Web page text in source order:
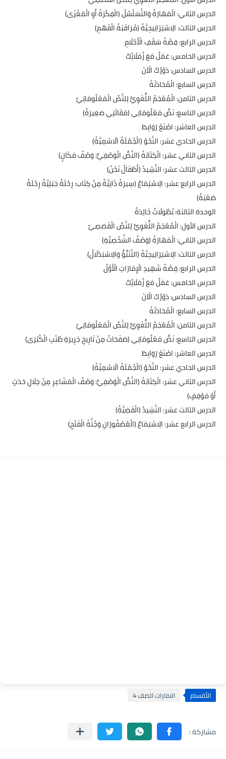
​الدرس الثاني: الْمَهَارَةُ وَالتَّسَلْسُلُ (الْفِكْرَةُ أَوِ الْمَغْزَى)
​الدرس الثالث: الِاسْتِرَاتِيجِيَّةُ (مُرَاقَبَةُ الْفَهْمِ)
​الدرس الرابع: قِصَّةُ سَقْفِ الْأَحْلَامِ
​الدرس الخامس: عَمَلٌ مَعَ زُمَلَائِكَ
​الدرس السادس: دَوْرُكَ الْآنَ
​الدرس السابع: الْمُحَادَثَةُ
​الدرس الثامن: الْمُعْجَمُ اللُّغَوِيُّ لِلنَّصِّ الْمَعْلُومَاتِيِّ
​الدرس التاسع: نَصُّ مَعْلُومَاتِي (مَقَالَتِي صَغِيرَةٌ)
​الدرس العاشر: اصْنَعْ رَوَابِطَ
​الدرس الحادي عشر: النَّحْوُ (الْجُمْلَةُ الْاسْمِيَّةُ)
​الدرس الثاني عشر: الْكِتَابَةُ (النَّصُّ الْوَصْفِيُّ: وَصْفُ مَكَانٍ)
​الدرس الثالث عشر: النَّشِيدُ (أَطْفَالٌ نَحْنُ)
​الدرس الرابع عشر: الِاسْتِمَاعُ (سِيرَةٌ ذَاتِيَّةٌ مِنْ كِتَاب: رِحْلَةٌ جَبَلِيَّةٌ رِحْلَةٌ
صَعْبَةٌ)
​الوحدة الثالثة: بُطُولَاتٌ خَالِدَةٌ
​الدرس الأول: الْمُعْجَمُ اللُّغَوِيُّ لِلنَّصِّ الْقَصَصِيِّ
​الدرس الثاني: الْمَهَارَةُ (وَصْفُ الشَّخْصِيَّةِ)
​الدرس الثالث: الِاسْتِرَاتِيجِيَّةُ (التَّنَبُّؤُ وَالِاسْتِدْلَالُ)
​الدرس الرابع: قِصَّةُ شَهِيدِ الْإِمَارَاتِ الْأَوَّلُ
​الدرس الخامس: عَمَلٌ مَعَ زُمَلَائِكَ
​الدرس السادس: دَوْرُكَ الْآنَ
​الدرس السابع: الْمُحَادَثَةُ
​الدرس الثامن: الْمُعْجَمُ اللُّغَوِيُّ لِلنَّصِّ الْمَعْلُومَاتِيِّ
​الدرس التاسع: نَصُّ مَعْلُومَاتِي (صَفَحَاتٌ مِنْ تَارِيخِ جَزِيرَةِ طُنْبِ الْكُبْرَى)
​الدرس العاشر: اصْنَعْ رَوَابِطَ
​الدرس الحادي عشر: النَّحْوُ (الْجُمْلَةُ الْاسْمِيَّةُ)
​الدرس الثاني عشر: الْكِتَابَةُ (النَّصُّ الْوَصْفِيُّ: وَصْفُ الْمَشَاعِرِ مِنْ خِلَالِ حَدَثٍ
أَوْ مَوْقِفٍ)
​الدرس الثالث عشر: النَّشِيدُ (الْقَضِيَّةُ)
​الدرس الرابع عشر: الِاسْتِمَاعُ (الْعُصْفُورَانِ وَجُثَّةُ الْفَتْحِ)
الأقسام الامارات الصف 4